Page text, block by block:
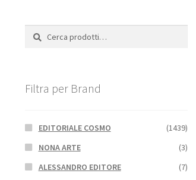
Cerca:
Cerca
Filtra per Brand
EDITORIALE COSMO
(1439)
NONA ARTE
(3)
ALESSANDRO EDITORE
(7)